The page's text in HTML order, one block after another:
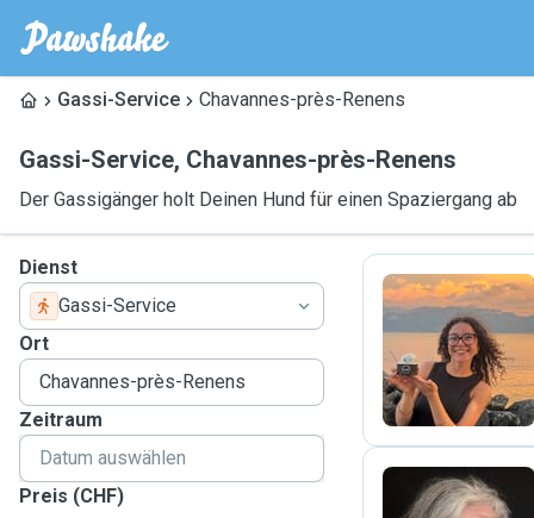
Gassi-Service Chavannes-près-Renens
Gassi-Service, Chavannes-près-Renens
Der Gassigänger holt Deinen Hund für einen Spaziergang ab
Dienst
Gassi-Service
Ort
Zeitraum
Preis (CHF)
M